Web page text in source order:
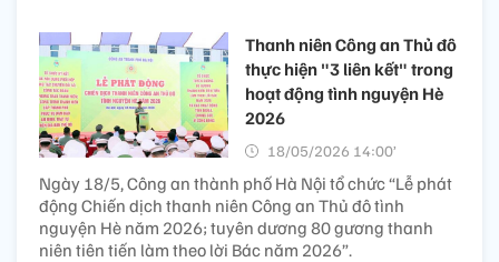
Thanh niên Công an Thủ đô
thực hiện "3 liên kết" trong
hoạt động tình nguyện Hè
2026
18/05/2026 14:00’
Ngày 18/5, Công an thành phố Hà Nội tổ chức “Lễ phát
động Chiến dịch thanh niên Công an Thủ đô tình
nguyện Hè năm 2026; tuyên dương 80 gương thanh
niên tiên tiến làm theo lời Bác năm 2026”.